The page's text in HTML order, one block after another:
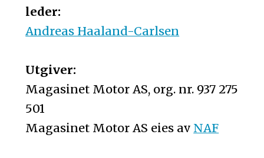
leder:
Andreas Haaland-Carlsen
Utgiver:
Magasinet Motor AS, org. nr. 937 275
501
Magasinet Motor AS eies av NAF